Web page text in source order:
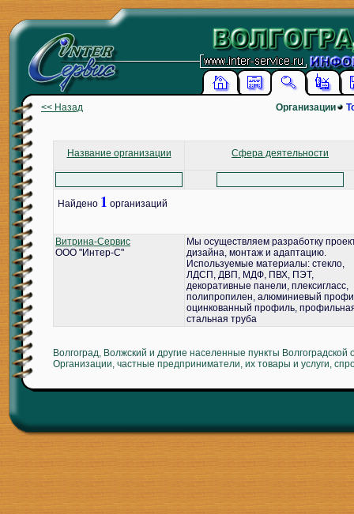
<< Назад Организации
Название организации Сфера деятельности
Найдено 1 организаций
Витрина-Сервис
ООО "Интер-С"
Мы осуществляем разработку
дизайна, монтаж и адаптацию.
Используемые материалы: стекло,
ЛДСП, ДВП, МДФ, ПВХ, ПЭТ,
декоративные панели, плексигласс,
полипропилен, алюминиевый
оцинкованный профиль,
стальная труба
Волгоград, Волжский и другие населенные пункты Волгоградской
Организации, частные предприниматели, их товары и услуги,